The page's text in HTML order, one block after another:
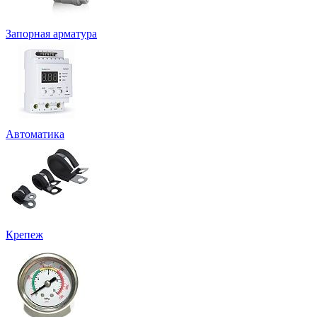
Запорная арматура
Автоматика
Крепеж